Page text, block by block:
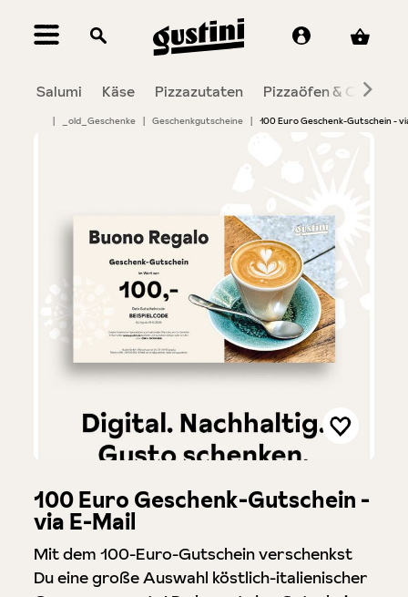
springen
Salumi Käse Pizzazutaten Pizzaöfen & Co.
| _old_Geschenke | Geschenkgutscheine | 100 Euro Geschenk-Gutschein -
100 Euro Geschenk-Gutschein -
via E-Mail
Mit dem 100-Euro-Gutschein verschenkst
Du eine große Auswahl köstlich-italienischer